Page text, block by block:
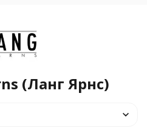
(Ланг Ярнс)